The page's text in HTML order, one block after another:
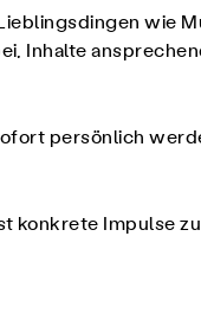
wie
Inhalte
persönlich
Impulse